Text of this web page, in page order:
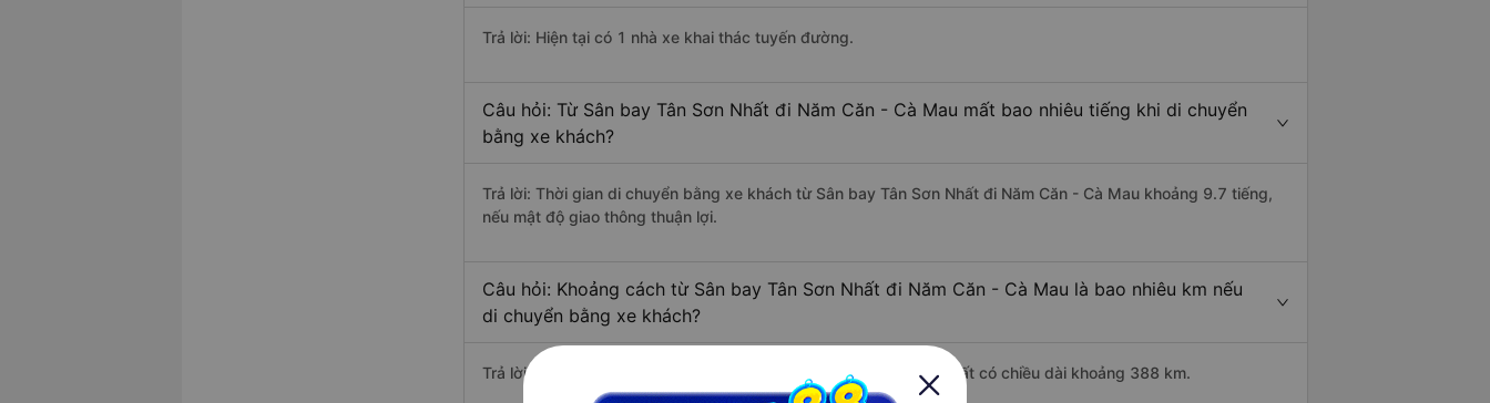
Trả lời: Hiện tại có 1 nhà xe khai thác tuyến đường.
Câu hỏi: Từ Sân bay Tân Sơn Nhất đi Năm Căn - Cà Mau mất bao nhiêu tiếng khi di chuyển
bằng xe khách?
Trả lời: Thời gian di chuyển bằng xe khách từ Sân bay Tân Sơn Nhất đi Năm Căn - Cà Mau khoảng 9.7 tiếng,
nếu mật độ giao thông thuận lợi.
Câu hỏi: Khoảng cách từ Sân bay Tân Sơn Nhất đi Năm Căn - Cà Mau là bao nhiêu km nếu
di chuyển bằng xe khách?
Trả lời: Đoạn đường đi Năm Căn - Cà Mau từ Sân bay Tân Sơn Nhất có chiều dài khoảng 388 km.